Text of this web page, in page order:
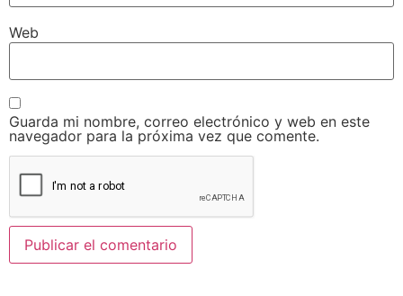
Web
Guarda mi nombre, correo electrónico y web en este
navegador para la próxima vez que comente.